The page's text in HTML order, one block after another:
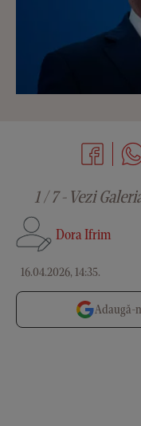
Dora Ifrim
16.04.2026, 14:35.
1 / 7 - Vezi
Adaugă-